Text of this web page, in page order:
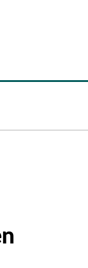
links